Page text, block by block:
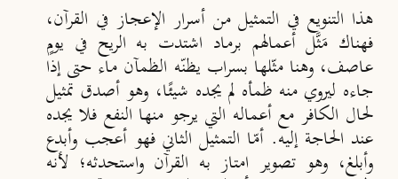
هذا التنويع في التمثيل من أسرار الإعجاز في القرآن،
فهناك مَثَّل أعمالهم برماد اشتدت به الريح في يومٍ
عاصف، وهنا مثّلها بسراب يظنّه الظمآن ماء حتى إذا
جاءه ليروي منه ظمأه لم يجده شيئًا، وهو أصدق تمثيل
لحال الكافر مع أعماله التي يرجو منها النفع فلا يجده
عند الحاجة إليه. أمّا التمثيل الثاني فهو أعجب وأبدع
وأبلغ، وهو تصوير امتاز به القرآن واستحدثه؛ لأنه